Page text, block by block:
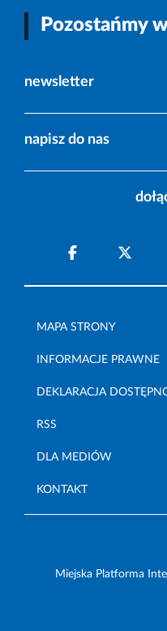
Pozostańmy
newsletter
napisz do nas
MAPA STRONY
INFORMACJE PRAWNE
DEKLARACJA
RSS
DLA MEDIÓW
KONTAKT
Miejska Platforma